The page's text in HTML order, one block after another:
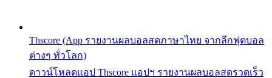
Thscore (App รายงานผลบอลสดภาษาไทย จากลีกฟุตบอล
ต่างๆ ทั่วโลก)
ดาวน์โหลดแอป Thscore แอปฯ รายงานผลบอลสดรวดเร็ว